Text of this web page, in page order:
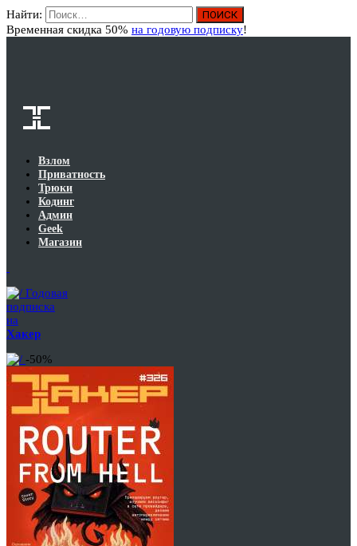
Найти:
Временная скидка 50% на годовую подписку!
Взлом
Приватность
Трюки
Кодинг
Админ
Geek
Магазин
Годовая
подписка
на
Хакер
-50%